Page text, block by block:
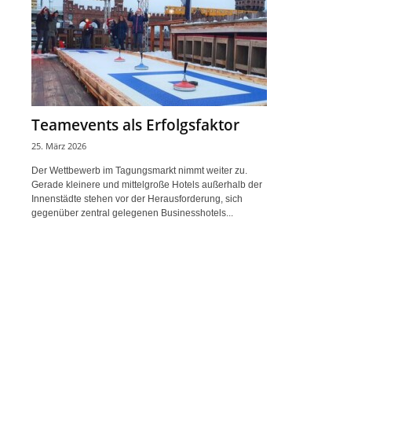
Teamevents als Erfolgsfaktor
25. März 2026
Der Wettbewerb im Tagungsmarkt nimmt weiter zu.
Gerade kleinere und mittelgroße Hotels außerhalb der
Innenstädte stehen vor der Herausforderung, sich
gegenüber zentral gelegenen Businesshotels...